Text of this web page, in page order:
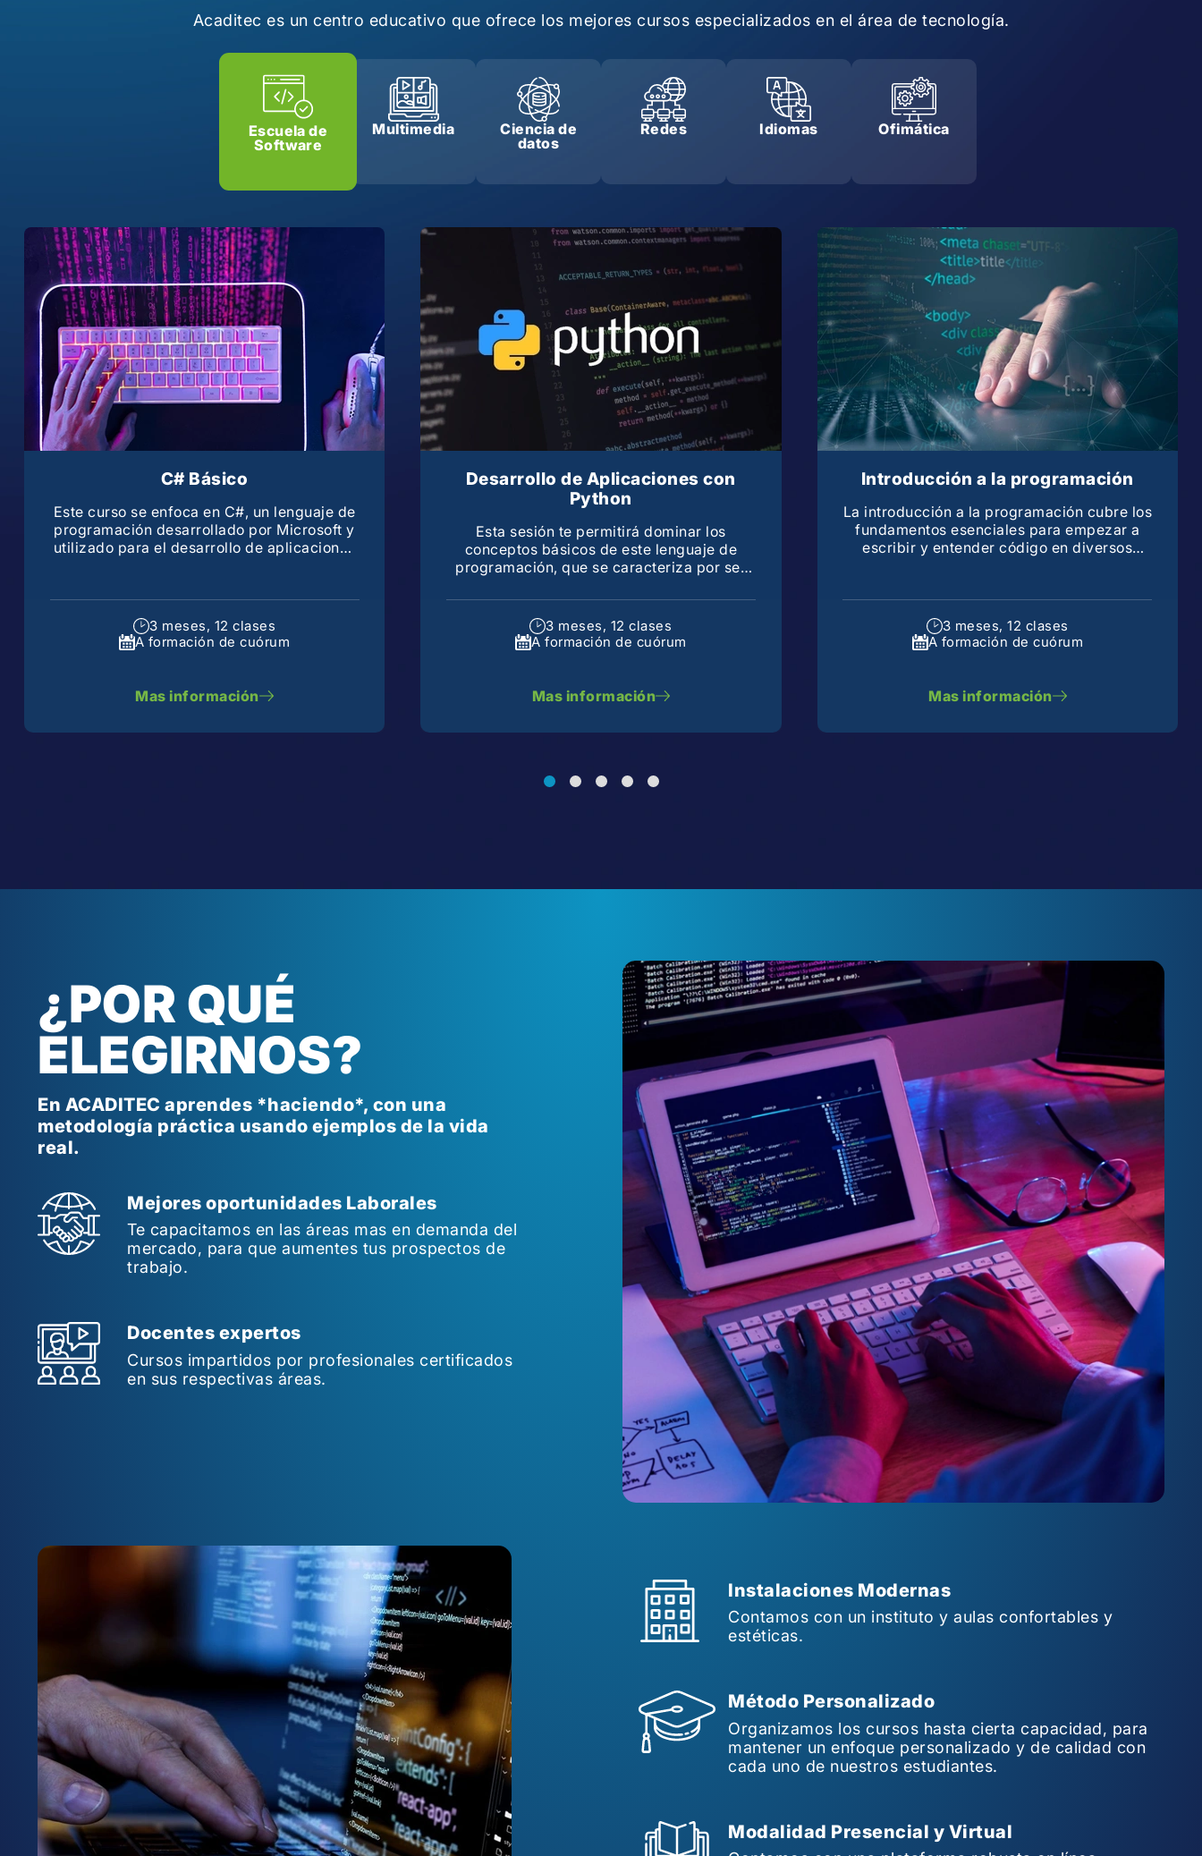
Acaditec es un centro educativo que ofrece los mejores cursos especializados en el área de tecnología.
Escuela de
Software
Multimedia
Ciencia de
datos
Redes Idiomas Ofimática
C# Básico
Este curso se enfoca en C#, un lenguaje de
programación desarrollado por Microsoft y
utilizado para el desarrollo de aplicaciones
3 meses, 12 clases
A formación de cuórum
Mas información
Desarrollo de Aplicaciones con
Python
Esta sesión te permitirá dominar los
conceptos básicos de este lenguaje de
programación, que se caracteriza por ser
sencillo
3 meses, 12 clases
A formación de cuórum
Mas información
Introducción a la programación
La introducción a la programación cubre los
fundamentos esenciales para empezar a
escribir y entender código en diversos
3 meses, 12 clases
A formación de cuórum
Mas información
¿POR QUÉ
ELEGIRNOS?
En ACADITEC aprendes *haciendo*, con una
metodología práctica usando ejemplos de la vida
real.
Mejores oportunidades Laborales
Te capacitamos en las áreas mas en demanda del
mercado, para que aumentes tus prospectos de
trabajo.
Docentes expertos
Cursos impartidos por profesionales certificados
en sus respectivas áreas.
Instalaciones Modernas
Contamos con un instituto y aulas confortables y
estéticas.
Método Personalizado
Organizamos los cursos hasta cierta capacidad, para
mantener un enfoque personalizado y de calidad con
cada uno de nuestros estudiantes.
Modalidad Presencial y Virtual